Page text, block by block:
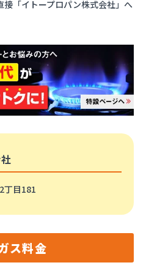
「イトープロパン株式会社」へ
丁目181
ス料金